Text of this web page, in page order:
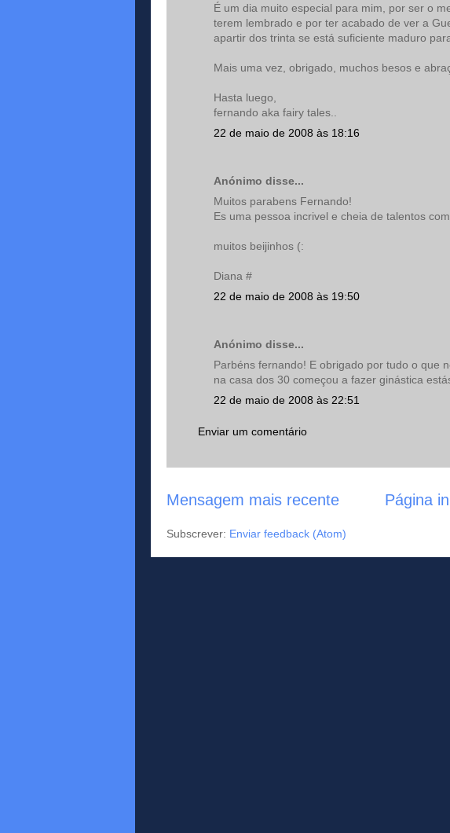
É um dia muito especial para mim, por ser o
terem lembrado e por ter acabado de ver a
apartir dos trinta se está suficiente maduro
Mais uma vez, obrigado, muchos besos e
Hasta luego,
fernando aka fairy tales..
22 de maio de 2008 às 18:16
Anónimo disse...
Muitos parabens Fernando!
Es uma pessoa incrivel e cheia de talentos
muitos beijinhos (:
Diana #
22 de maio de 2008 às 19:50
Anónimo disse...
Parbéns fernando! E obrigado por tudo o que
na casa dos 30 começou a fazer ginástica
22 de maio de 2008 às 22:51
Enviar um comentário
Mensagem mais recente Página
Subscrever: Enviar feedback (Atom)